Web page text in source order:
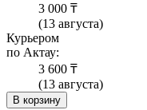
3 000 ₸
(13 августа)
Курьером
по Актау:
3 600 ₸
(13 августа)
В корзину